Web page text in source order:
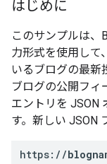
はじめに
このサンプルは、
力形式を使用して
いるブログの最新
ブログの公開フィ
エントリを JSON
す。新しい JSON
https://